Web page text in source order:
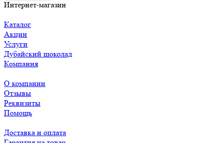
Интернет-магазин
Каталог
Акции
Услуги
Дубайский шоколад
Компания
О компании
Отзывы
Реквизиты
Помощь
Доставка и оплата